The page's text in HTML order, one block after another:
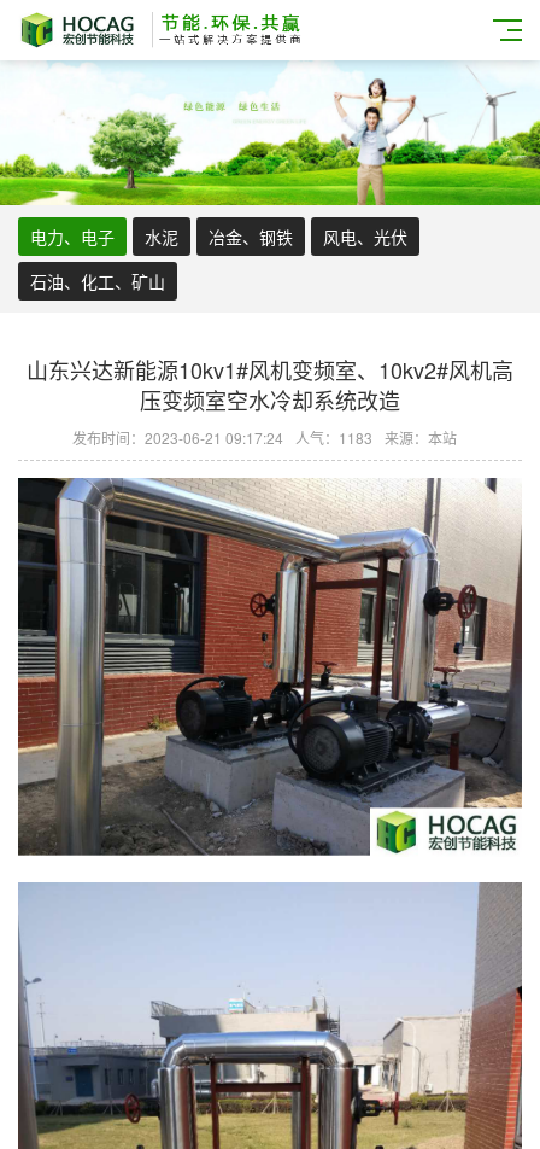
电力、电子 水泥 冶金、钢铁
风电、光伏
石油、化工、矿山
山东兴达新能源10kv1#风机变频室、10kv2#风机高
压变频室空水冷却系统改造
发布时间：2023-06-21 09:17:24 人气：1183 来源：本站